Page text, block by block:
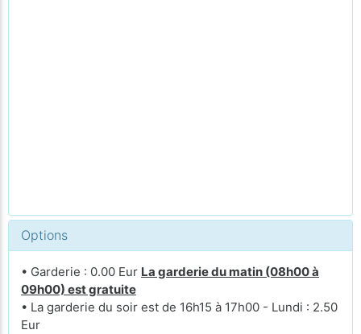
Options
• Garderie : 0.00 Eur La garderie du matin (08h00 à
09h00) est gratuite
• La garderie du soir est de 16h15 à 17h00 - Lundi : 2.50
Eur